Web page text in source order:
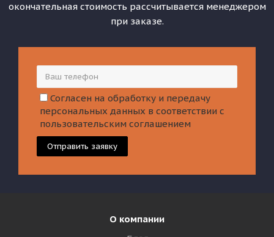
окончательная стоимость рассчитывается менеджером
при заказе.
Согласен на обработку и передачу
персональных данных в соответствии с
пользовательским соглашением
Отправить заявку
О компании